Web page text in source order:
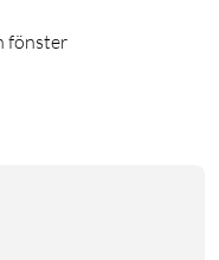
fönster